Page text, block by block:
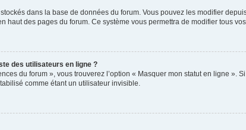
dans la base de données du forum. Vous pouvez les modifier
haut des pages du forum. Ce système vous permettra de modifier tous
des utilisateurs en ligne ?
du forum », vous trouverez l’option « Masquer mon statut en ligne ».
comme étant un utilisateur invisible.